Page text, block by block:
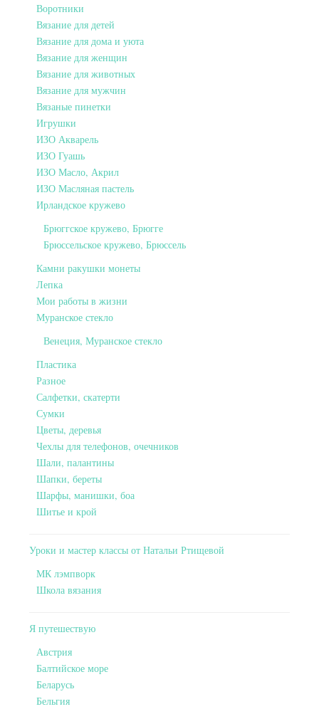
Воротники
Вязание для детей
Вязание для дома и уюта
Вязание для женщин
Вязание для животных
Вязание для мужчин
Вязаные пинетки
Игрушки
ИЗО Акварель
ИЗО Гуашь
ИЗО Масло, Акрил
ИЗО Масляная пастель
Ирландское кружево
Брюггское кружево, Брюгге
Брюссельское кружево, Брюссель
Камни ракушки монеты
Лепка
Мои работы в жизни
Муранское стекло
Венеция, Муранское стекло
Пластика
Разное
Салфетки, скатерти
Сумки
Цветы, деревья
Чехлы для телефонов, очечников
Шали, палантины
Шапки, береты
Шарфы, манишки, боа
Шитье и крой
Уроки и мастер классы от Натальи Ртищевой
МК лэмпворк
Школа вязания
Я путешествую
Австрия
Балтийское море
Беларусь
Бельгия